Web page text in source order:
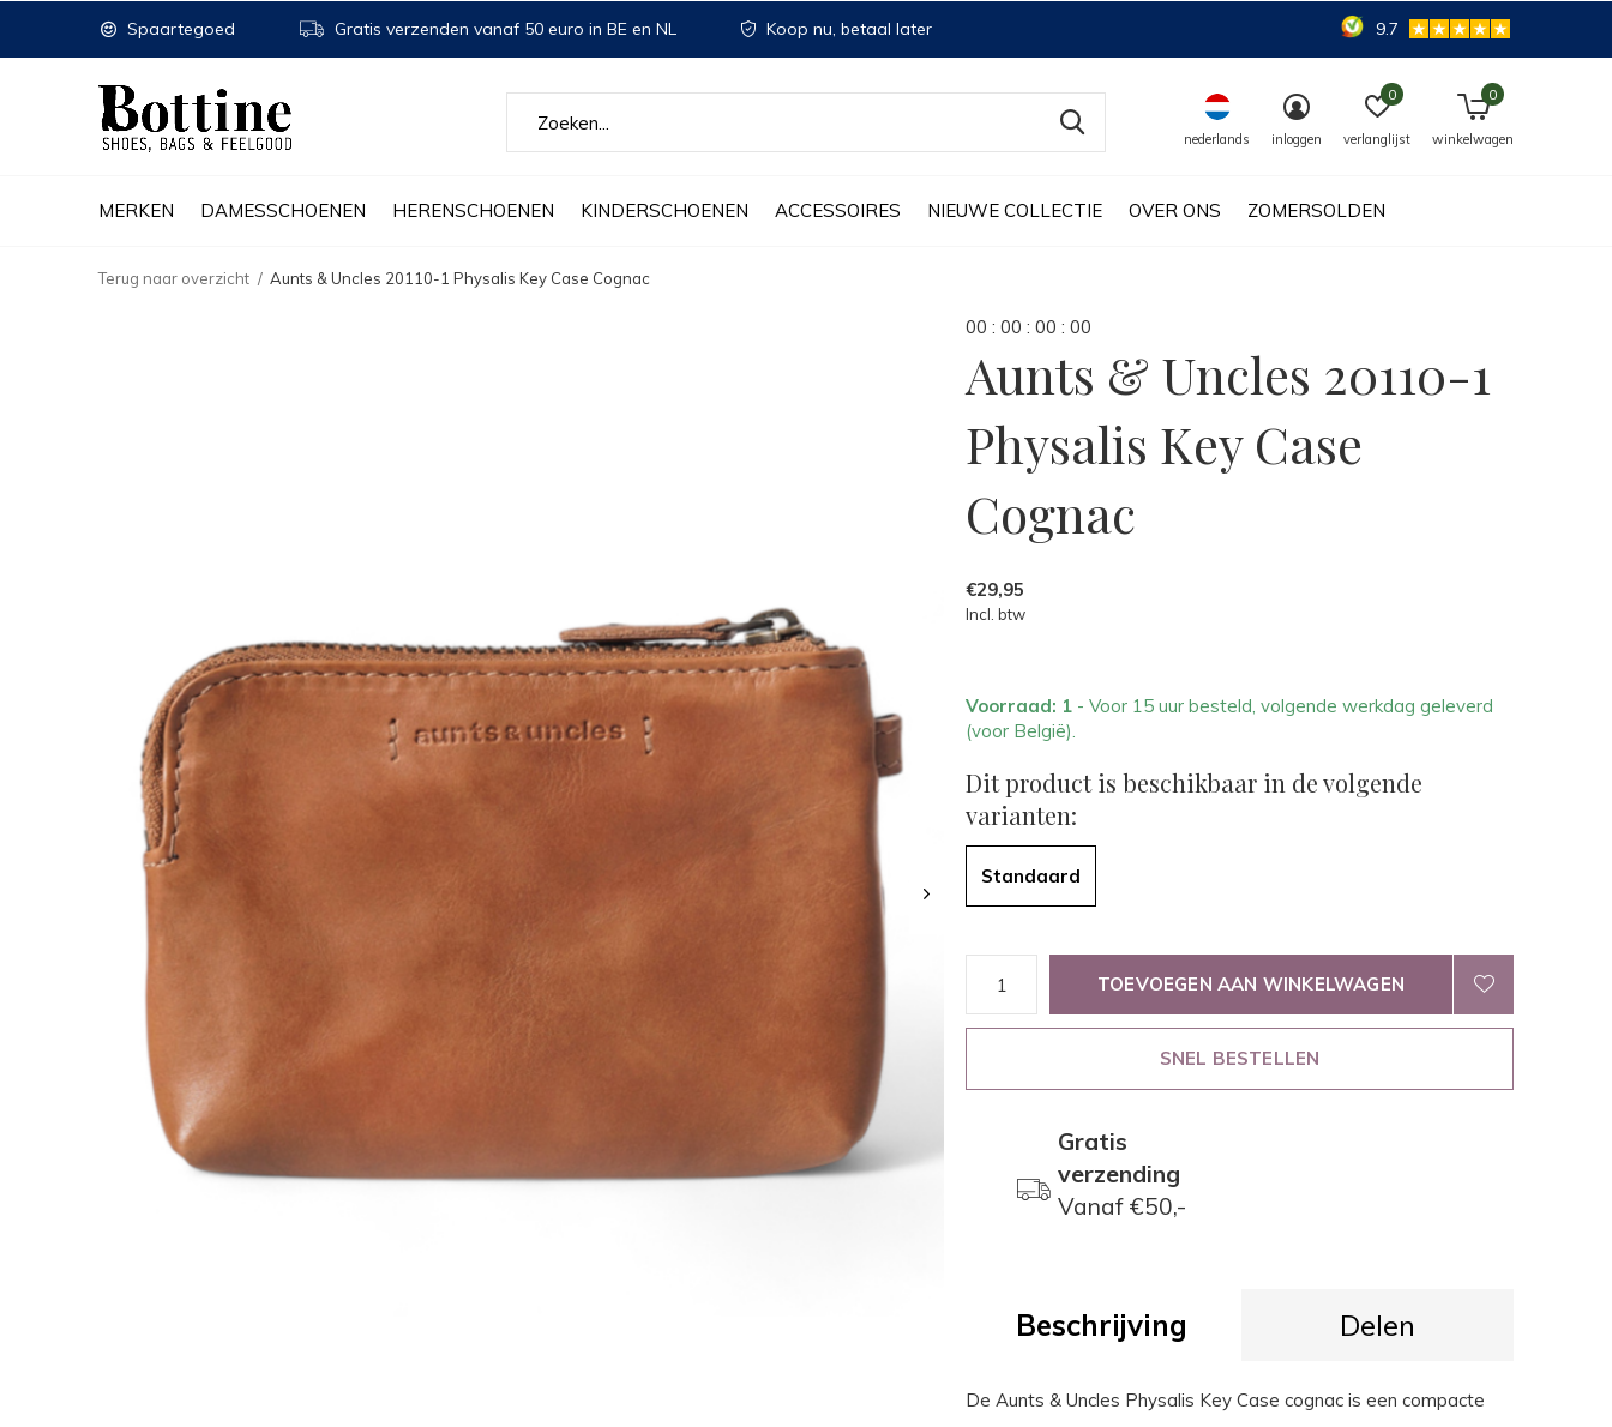
MERKEN DAMESSCHOENEN HERENSCHOENEN KINDERSCHOENEN ACCESSOIRES NIEUWE COLLECTIE OVER ONS ZOMERSOLDEN
nederlands inloggen verlanglijst
0
winkelwagen
0
Spaartegoed Gratis verzenden vanaf 50 euro in BE en NL Koop nu, betaal later 9.7
Terug naar overzicht Aunts & Uncles 20110-1 Physalis Key Case Cognac
00 : 00 : 00 : 00
Aunts & Uncles 20110-1
Physalis Key Case
Cognac
€29,95
Incl. btw
Voorraad: 1 - Voor 15 uur besteld, volgende werkdag geleverd
(voor België).
Dit product is beschikbaar in de volgende
varianten:
Standaard
TOEVOEGEN AAN WINKELWAGEN
SNEL BESTELLEN
Gratis
verzending
Vanaf €50,-
Beschrijving Delen
De Aunts & Uncles Physalis Key Case cognac is een compacte